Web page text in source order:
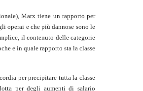
Marx tiene un rapporto per
operai e che più dannose sono le
il contenuto delle categorie
e in quale rapporto sta la classe
per precipitare tutta la classe
per degli aumenti di salario